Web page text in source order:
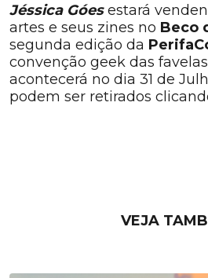
Jéssica Góesestará
artes e seus zines no Beco
segunda edição da
convenção geek das
acontecerá no dia 31 de
podem ser retirados
VEJA